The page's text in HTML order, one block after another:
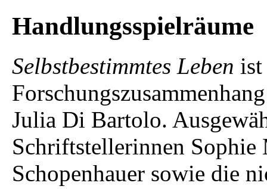
Handlungsspielräume
Selbstbestimmtes Leben
Julia Di Bartolo.
Schriftstellerinnen Sophie
Schopenhauer sowie die